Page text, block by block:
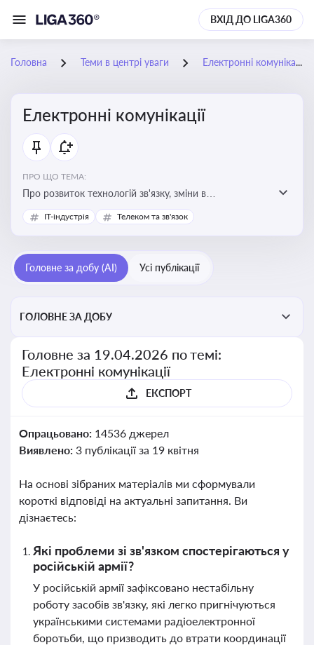
ВХІД ДО LIGA360
Головна Теми в центрі уваги Електронні комунікації
Електронні комунікації
ПРО ЩО ТЕМА:
Про розвиток технологій зв'язку, зміни в
законодавстві, регулювання ринку телекомунікацій,
інновації в сфері мобільних та інтернет-послуг
IT-індустрія Телеком та зв'язок
Головне за добу (AI) Усі публікації
ГОЛОВНЕ ЗА ДОБУ
Головне за 19.04.2026 по темі:
Електронні комунікації
ЕКСПОРТ
Опрацьовано: 14536 джерел
Виявлено: 3 публікації за 19 квітня
На основі зібраних матеріалів ми сформували
короткі відповіді на актуальні запитання. Ви
дізнаєтесь:
Які проблеми зі зв'язком спостерігаються у
російській армії?
У російській армії зафіксовано нестабільну
роботу засобів зв'язку, які легко пригнічуються
українськими системами радіоелектронної
боротьби, що призводить до втрати координації